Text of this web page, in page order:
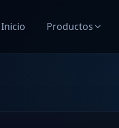
Inicio Productos